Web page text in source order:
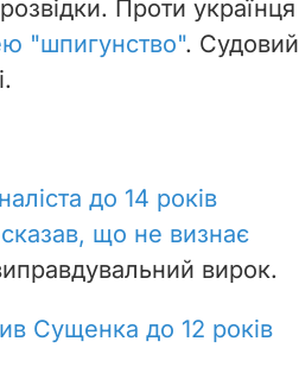
Проти українця
"шпигунство". Судовий
до 14 років
сказав, що не визнає
вирок.
Сущенка до 12 років